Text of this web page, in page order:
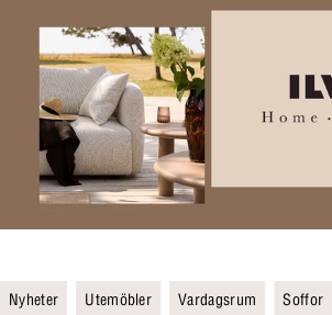
Nyheter Utemöbler Vardagsrum Soffor